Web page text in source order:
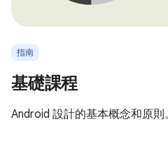
指南
基礎課程
Android 設計的基本概念和原則。